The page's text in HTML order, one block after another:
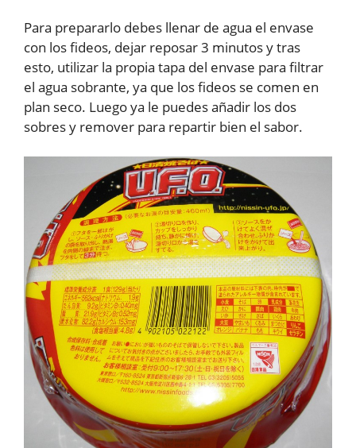
Para prepararlo debes llenar de agua el envase
con los fideos, dejar reposar 3 minutos y tras
esto, utilizar la propia tapa del envase para filtrar
el agua sobrante, ya que los fideos se comen en
plan seco. Luego ya le puedes añadir los dos
sobres y remover para repartir bien el sabor.